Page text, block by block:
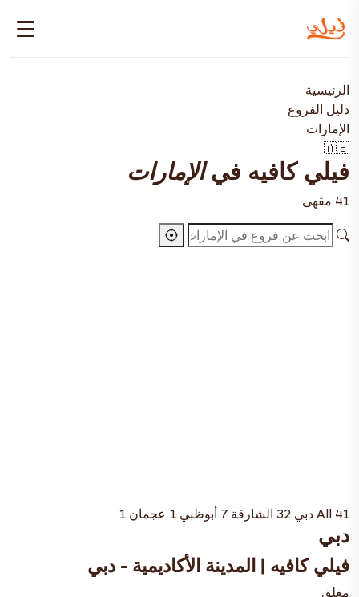
الرئيسية
دليل الفروع
الإمارات
🇦🇪
فيلي كافيه فيالإمارات
41 مقهى
All 41 دبي 32 الشارقة 7 أبوظبي 1 عجمان 1
دبي
فيلي كافيه | المدينة الأكاديمية - دبي
مغلق